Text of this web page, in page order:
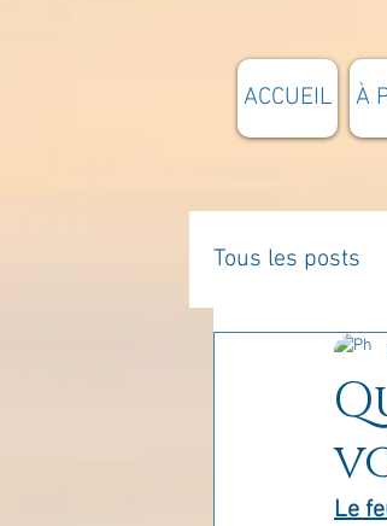
ACCUEIL À
Tous les posts
La
Le